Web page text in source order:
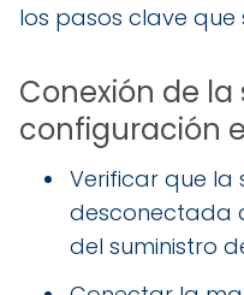
los pasos clave que
Conexión de
configuración
Verificar que la
desconectada
del suministro